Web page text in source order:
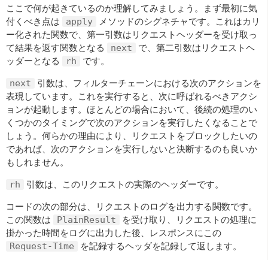
ここで何が起きているのか理解してみましょう。まず最初に気
付くべき点は
apply
メソッドのシグネチャです。これはカリ
ー化された関数で、第一引数はリクエストヘッダーを受け取っ
て結果を返す関数となる
next
で、第二引数はリクエストヘ
ッダーとなる
rh です。
next
引数は、フィルターチェーンにおける次のアクションを
表現しています。これを実行すると、次に呼ばれるべきアクシ
ョンが起動します。ほとんどの場合において、後続の処理のい
くつかのタイミングで次のアクションを実行したくなることで
しょう。何らかの理由により、リクエストをブロックしたいの
であれば、次のアクションを実行しないと決断するのも良いか
もしれません。
rh
引数は、このリクエストの実際のヘッダーです。
コードの次の部分は、リクエストのログを出力する関数です。
この関数は
PlainResult
を受け取り、リクエストの処理に
掛かった時間をログに出力した後、レスポンスにこの
Request-Time
を記録するヘッダを記録して返します。